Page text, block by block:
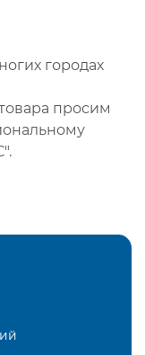
городах
просим